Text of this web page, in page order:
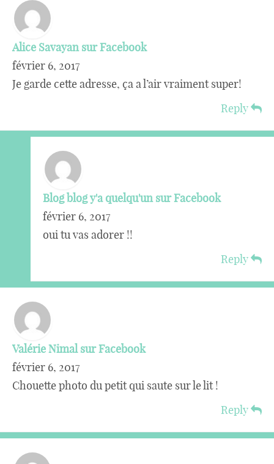
Alice Savayan sur Facebook
février 6, 2017
Je garde cette adresse, ça a l’air vraiment super!
Reply
Blog blog y'a quelqu'un sur Facebook
février 6, 2017
oui tu vas adorer !!
Reply
Valérie Nimal sur Facebook
février 6, 2017
Chouette photo du petit qui saute sur le lit !
Reply